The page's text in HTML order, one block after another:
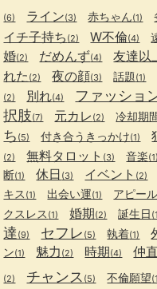
(6) ライン(3) 赤ちゃん(1)
イチ子持ち (2) W不倫(4)
婚(2) だめんず(4) 友達以
れた (2) 夜の顔(3) 話題(1)
(2) 別れ(4) ファッショ
択肢(7) 元カレ (2) 冷却期
ち (5) 付き合うきっかけ(1)
(2) 無料タロット (3) 音楽(1)
断(1) 休日 (3) イベント (2)
キス (1) 出会い運(1) アピー
クスレス (1) 婚期(2) 誕生日
達 (9) セフレ (5) 執着(1)
ン(1) 魅力 (2) 時期(4) 仲
(2) チャンス (5) 不倫願望